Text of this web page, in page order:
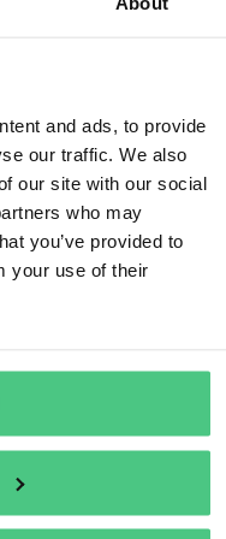
and ads, to provide
our traffic. We also
our site with our social
who may
you’ve provided to
your use of their
) alineada y admisible con
de estos KPI. A la hora
en cuenta que debe
aplica a sus estados